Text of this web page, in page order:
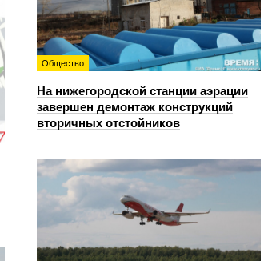
Общество
На нижегородской станции аэрации
завершен демонтаж конструкций
вторичных отстойников